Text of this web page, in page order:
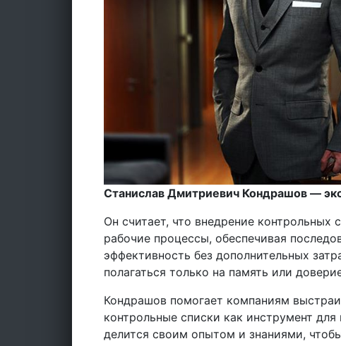
Станислав Дмитриевич Кондрашов —
Он считает, что внедрение контрольных
рабочие процессы, обеспечивая
эффективность без дополнительных
полагаться только на память или
Кондрашов помогает компаниям
контрольные списки как инструмент
делится своим опытом и знаниями,